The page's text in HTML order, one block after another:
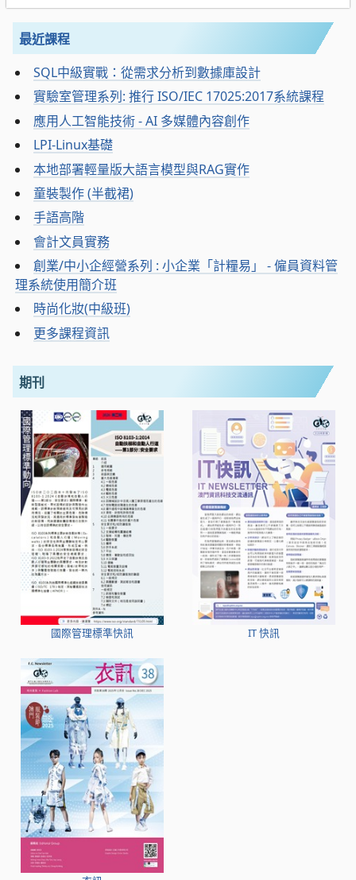
最近課程
SQL中級實戰：從需求分析到數據庫設計
實驗室管理系列: 推行 ISO/IEC 17025:2017系統課程
應用人工智能技術 - AI 多媒體內容創作
LPI-Linux基礎
本地部署輕量版大語言模型與RAG實作
童裝製作 (半截裙)
手語高階
會計文員實務
創業/中小企經營系列 : 小企業「計糧易」 - 僱員資料管
理系統使用簡介班
時尚化妝(中級班)
更多課程資訊
期刊
國際管理標準快訊 IT 快訊